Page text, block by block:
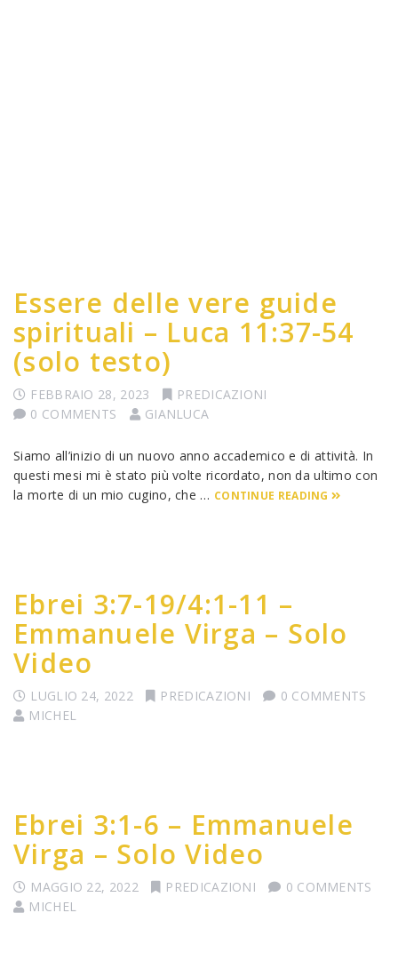
Essere delle vere guide
spirituali – Luca 11:37-54
(solo testo)
FEBBRAIO 28, 2023
PREDICAZIONI
0 COMMENTS
GIANLUCA
Siamo all’inizio di un nuovo anno accademico e di attività. In
questi mesi mi è stato più volte ricordato, non da ultimo con
la morte di un mio cugino, che … CONTINUE READING
Ebrei 3:7-19/4:1-11 –
Emmanuele Virga – Solo
Video
LUGLIO 24, 2022 PREDICAZIONI
0 COMMENTS
MICHEL
Ebrei 3:1-6 – Emmanuele
Virga – Solo Video
MAGGIO 22, 2022 PREDICAZIONI
0 COMMENTS
MICHEL